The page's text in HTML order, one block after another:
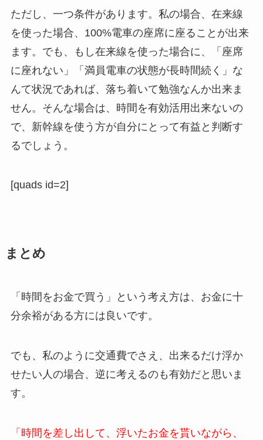
ただし、一つ条件があります。私の場合、在来線
を使った場合、100%電車の座席に座ることが出来
ます。でも、もし在来線を使った場合に、「座席
に座れない」「満員電車の状態が長時間続く」な
んて状況であれば、落ち着いて勉強なんか出来ま
せん。そんな場合は、時間を有効活用出来ないの
で、新幹線を使う方が自分にとって有益と判断す
るでしょう。
[quads id=2]
まとめ
「時間をお金で買う」という考え方は、お金に十
分余裕がある方には良いです。
でも、私のように交通費でさえ、出来るだけ浮か
せたい人の場合、逆に考えるのも有効だと思いま
す。
「時間を差し出して、浮いたお金を貰いながら、